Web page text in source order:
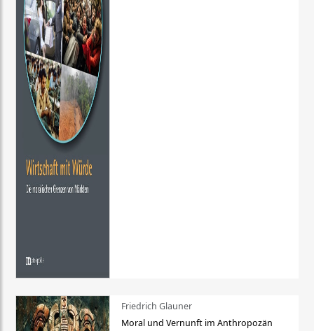
Friedrich Glauner
Moral und Vernunft im Anthropozän